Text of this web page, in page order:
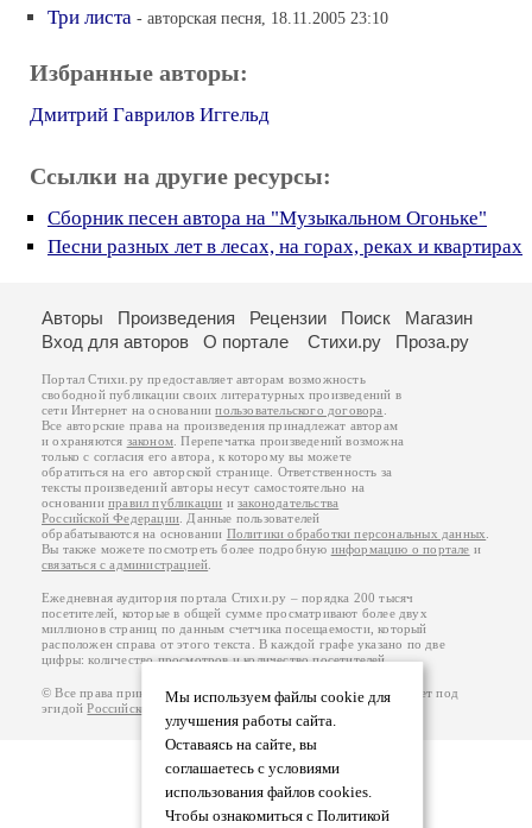
Три листа - авторская песня, 18.11.2005 23:10
Избранные авторы:
Дмитрий Гаврилов Иггельд
Ссылки на другие ресурсы:
Сборник песен автора на "Музыкальном Огоньке"
Песни разных лет в лесах, на горах, реках и квартирах
Мы используем файлы cookie для
улучшения работы сайта.
Оставаясь на сайте, вы
соглашаетесь с условиями
использования файлов cookies.
Чтобы ознакомиться с Политикой
Авторы Произведения Рецензии Поиск
Магазин
Вход для авторов
О портале Стихи.ру Проза.ру
Портал Стихи.ру предоставляет авторам возможность
свободной публикации своих литературных произведений в
сети Интернет на основаниипользовательского договора
Все авторские права на произведения принадлежат авторам
и охраняются законом . Перепечатка произведений возможна
только с согласия его автора, к которому вы можете
обратиться на его авторской странице. Ответственность за
тексты произведений авторы несут самостоятельно на
основанииправил публикации изаконодательства
Российской Федерации . Данные пользователей
обрабатываются на основании Политики обработки персональных данных
Вы также можете посмотреть более подробную информацию о портале и
связаться с администрацией
Ежедневная аудитория портала Стихи.ру – порядка 200 тысяч
посетителей, которые в общей сумме просматривают более двух
миллионов страниц по данным счетчика посещаемости, который
расположен справа от этого текста. В каждой графе указано по две
цифры: количество просмотров и количество посетителей.
© Все права принадлежат авторам, 2000-2026. Портал работает под
эгидойРоссийского союза писателей 18+